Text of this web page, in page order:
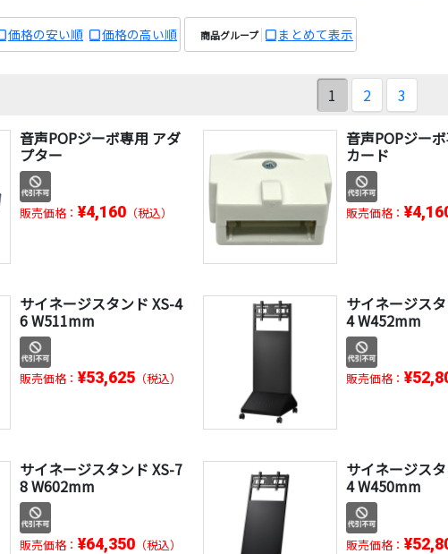
価格の安い順 価格の高い順 商品グループ まとめて表示
1 2 3
音声POPジーボ専用 アダ
プター
販売価格： ¥4,160 （税込）
音声POPジー
カード
販売価格：
サイネージスタンド XS-4
6 W511mm
販売価格： ¥53,625 （税込）
サイネージス
4 W452mm
販売価格：
サイネージスタンド XS-7
8 W602mm
販売価格： ¥64,350 （税込）
サイネージス
4 W450mm
販売価格：